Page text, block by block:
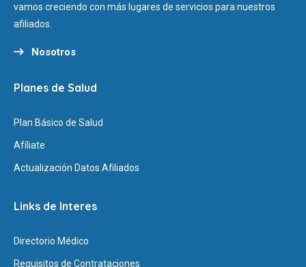
vamos creciendo con más lugares de servicios para nuestros
afiliados.
Nosotros
Planes de Salud
Plan Básico de Salud
Afíliate
Actualización Datos Afiliados
Links de Interes
Directorio Médico
Requisitos de Contrataciones